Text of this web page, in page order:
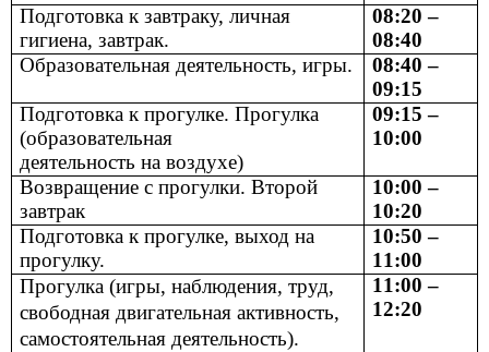
Подготовка к завтраку, личная
гигиена, завтрак.
08:20 –
08:40
Образовательная деятельность, игры.
08:40 –
09:15
Подготовка к прогулке. Прогулка
(образовательная
деятельность на воздухе)
09:15 –
10:00
Возвращение с прогулки. Второй
завтрак
10:00 –
10:20
Подготовка к прогулке, выход на
прогулку.
10:50 –
11:00
Прогулка (игры, наблюдения, труд,
свободная двигательная активность,
самостоятельная деятельность).
11:00 –
12:20